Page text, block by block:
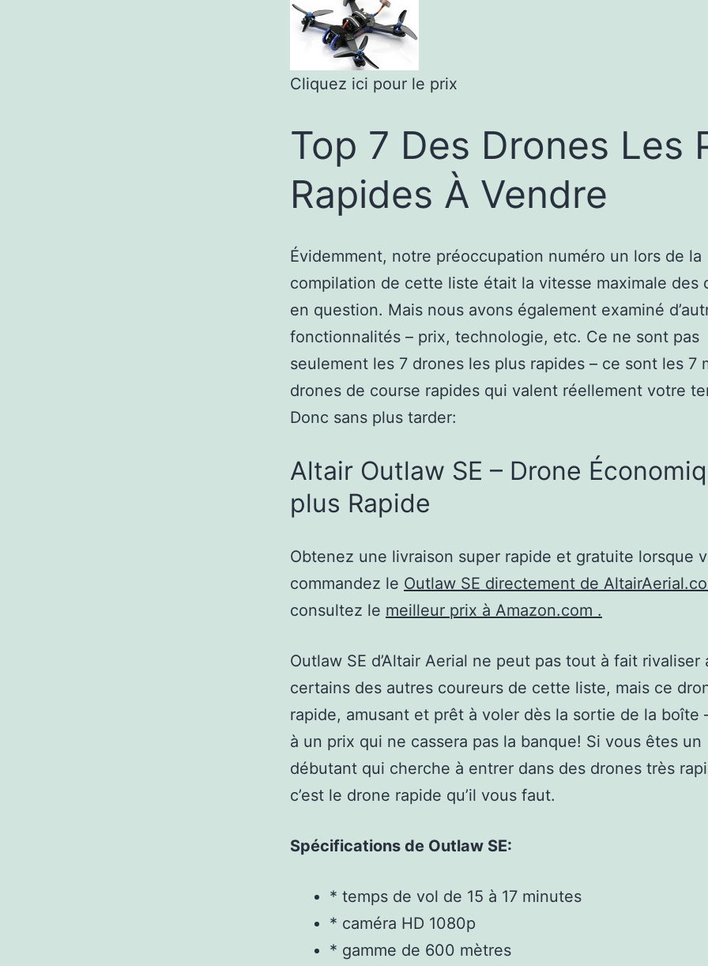
Cliquez ici pour le prix
Top 7 Des Drones Les
Rapides À Vendre
Évidemment, notre préoccupation numéro un lors de la
compilation de cette liste était la vitesse maximale des
en question. Mais nous avons également examiné
fonctionnalités – prix, technologie, etc. Ce ne sont pas
seulement les 7 drones les plus rapides – ce sont les 7
drones de course rapides qui valent réellement votre
Donc sans plus tarder:
Altair Outlaw SE – Drone
plus Rapide
Obtenez une livraison super rapide et gratuite lorsque
commandez le Outlaw SE directement de
consultez le meilleur prix à Amazon.com .
Outlaw SE d’Altair Aerial ne peut pas tout à fait rivaliser
certains des autres coureurs de cette liste, mais ce
rapide, amusant et prêt à voler dès la sortie de la boîte
à un prix qui ne cassera pas la banque! Si vous êtes un
débutant qui cherche à entrer dans des drones très
c’est le drone rapide qu’il vous faut.
Spécifications de Outlaw SE:
* temps de vol de 15 à 17 minutes
* caméra HD 1080p
* gamme de 600 mètres